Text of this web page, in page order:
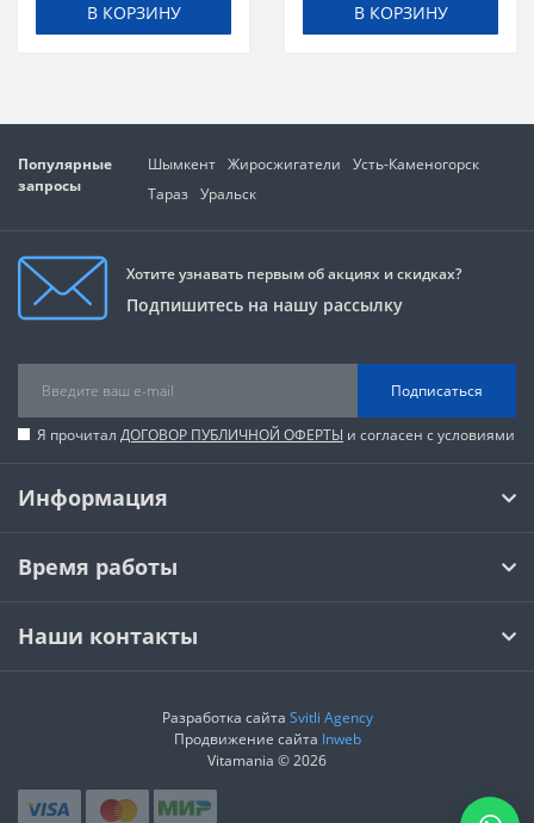
В КОРЗИНУ В КОРЗИНУ
Популярные
запросы
Шымкент Жиросжигатели
Усть-Каменогорск
Тараз Уральск
Хотите узнавать первым об акциях и скидках?
Подпишитесь на нашу рассылку
Подписаться
Я прочитал ДОГОВОР ПУБЛИЧНОЙ ОФЕРТЫ и согласен с условиями
Информация
Время работы
Наши контакты
Разработка сайта Svitli Agency
Продвижение сайта Inweb
Vitamania © 2026